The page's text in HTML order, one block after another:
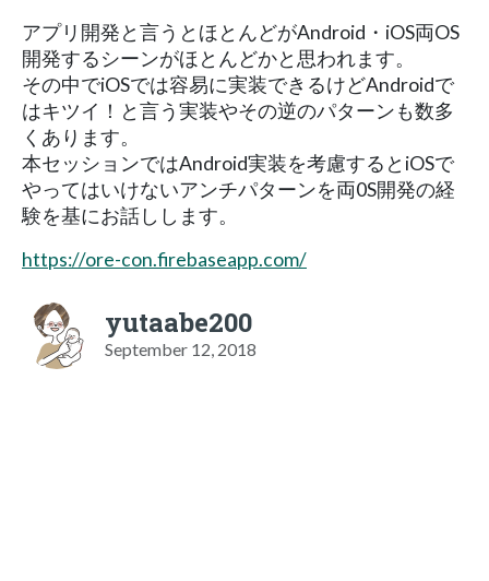
アプリ開発と言うとほとんどがAndroid・iOS両OS
開発するシーンがほとんどかと思われます。
その中でiOSでは容易に実装できるけどAndroidで
はキツイ！と言う実装やその逆のパターンも数多
くあります。
本セッションではAndroid実装を考慮するとiOSで
やってはいけないアンチパターンを両0S開発の経
験を基にお話しします。
https://ore-con.firebaseapp.com/
yutaabe200
September 12, 2018